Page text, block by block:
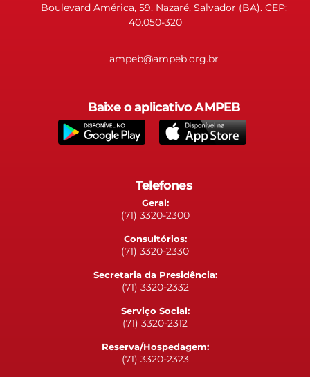
Boulevard América, 59, Nazaré, Salvador (BA). CEP:
40.050-320
ampeb@ampeb.org.br
Baixe o aplicativo AMPEB
Telefones
Geral:
(71) 3320-2300
Consultórios:
(71) 3320-2330
Secretaria da Presidência:
(71) 3320-2332
Serviço Social:
(71) 3320-2312
Reserva/Hospedagem:
(71) 3320-2323